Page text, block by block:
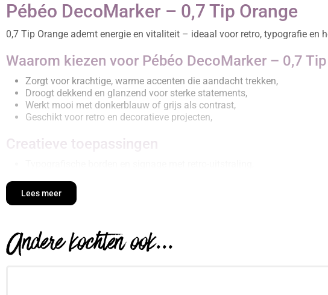
Pébéo DecoMarker – 0,7 Tip Orange
0,7 Tip Orange ademt energie en vitaliteit – ideaal voor retro, typografie en
Waarom kiezen voor Pébéo DecoMarker – 0,7
Zorgt voor krachtige, warme accenten die aandacht trekken,
Droogt dekkend en glanzend voor sterke statements,
Werkt mooi met donkerblauw of grijs als contrast,
Geschikt voor retro en decoratieve projecten,
Creatieve toepassingen
Decoratieve accenten in mixed media kunst,
Schud de marker goed en druk de punt in tot de verf vloeit,
Werk op een schone, droge ondergrond voor optimale hechting,
Lees meer
Andere kochten ook...